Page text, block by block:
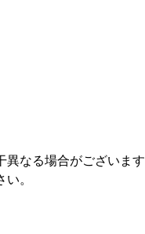
なる場合がございます
。